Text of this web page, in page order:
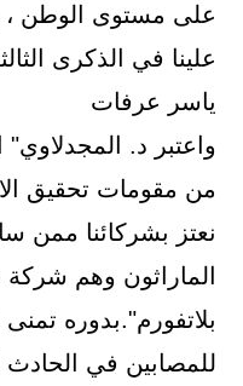
على مستوى الوطن ،
علينا في الذكرى
ياسر عرفات
واعتبر د.
من مقومات تحقيق
نعتز بشركائنا ممن
الماراثون وهم
بلاتفورم".بدوره
للمصابين في